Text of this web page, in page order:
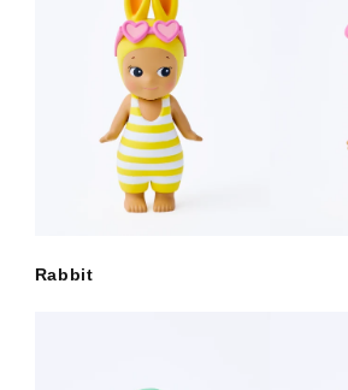
Rabbit